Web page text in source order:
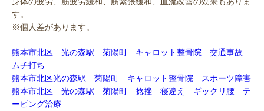
す。
※個人差があります。
熊本市北区 光の森駅 菊陽町 キャロット整骨院 交通事故
ムチ打ち
熊本市北区光の森駅 菊陽町 キャロット整骨院 スポーツ障害
熊本市北区 光の森駅 菊陽町 捻挫 寝違え ギックリ腰 テ
ーピング治療